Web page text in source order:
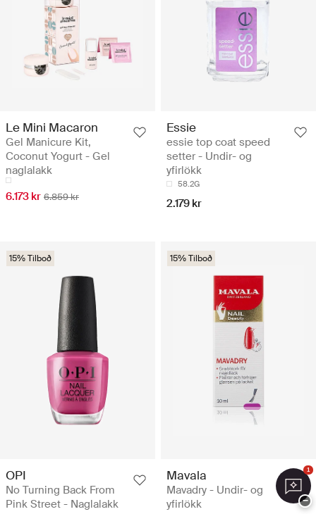
Le Mini Macaron
Gel Manicure Kit,
Coconut Yogurt - Gel
naglalakk
6.173 kr 6.859 kr
Essie
essie top coat speed
setter - Undir- og
yfirlökk
58.2G
2.179 kr
15% Tilboð
OPI
No Turning Back From
Pink Street - Naglalakk
15% Tilboð
Mavala
Mavadry - Undir- og
yfirlökk
1
−